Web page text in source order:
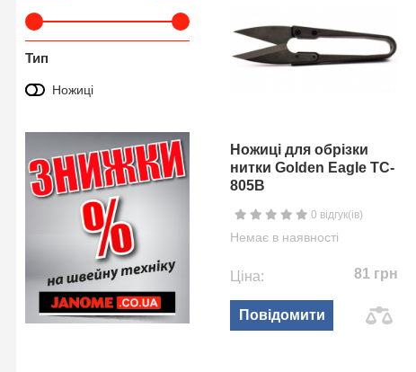
Тип
Ножиці
Ножиці для обрізки
нитки Golden Eagle TC-
805B
0 відгук(ів)
Немає в наявності
Ціна: 81 грн
Повідомити